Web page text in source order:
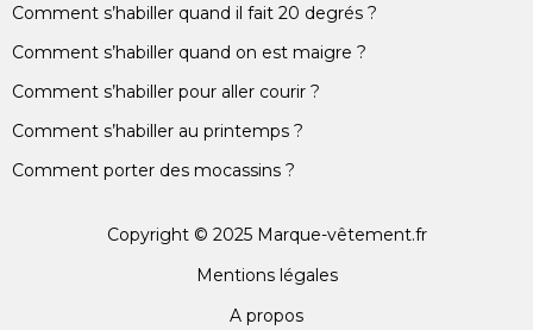
Comment s’habiller quand il fait 20 degrés ?
Comment s’habiller quand on est maigre ?
Comment s’habiller pour aller courir ?
Comment s’habiller au printemps ?
Comment porter des mocassins ?
Copyright © 2025 Marque-vêtement.fr
Mentions légales
A propos